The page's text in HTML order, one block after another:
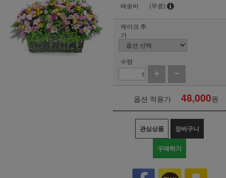
배송비
(무료)
케이크 추
가
수량
옵션 적용가 48,000원
관심상품 장바구니
구매하기